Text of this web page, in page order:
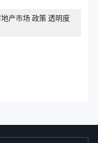
产市场 政策 透明度